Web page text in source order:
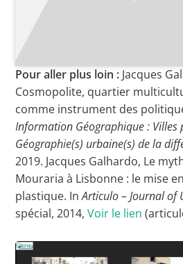
Pour aller plus loin : Jacques
Cosmopolite, quartier
comme instrument des
Information Géographique : Villes
Géographie(s) urbaine(s) de la
2019. Jacques Galhardo, Le
Mouraria à Lisbonne : le mise
plastique. InArticulo – Journal of
spécial, 2014,Voir le lien